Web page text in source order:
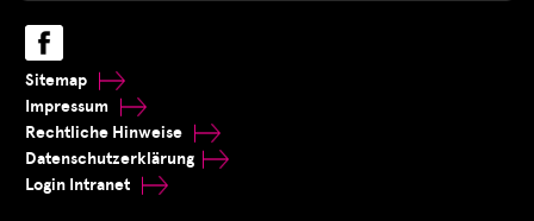
Sitemap
Impressum
Rechtliche Hinweise
Datenschutzerklärung
Login Intranet